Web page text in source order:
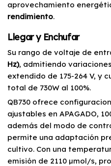
aprovechamiento
rendimiento.
Llegar y Enchufar
Su rango de voltaje de
Hz), admitiendo
extendido de 175-264 V, y
total de 730W al 100%.
QB730 ofrece
ajustables en APAGADO,
además del modo de
permite una adaptación
cultivo. Con una
emisión de 2110 µmol/s,